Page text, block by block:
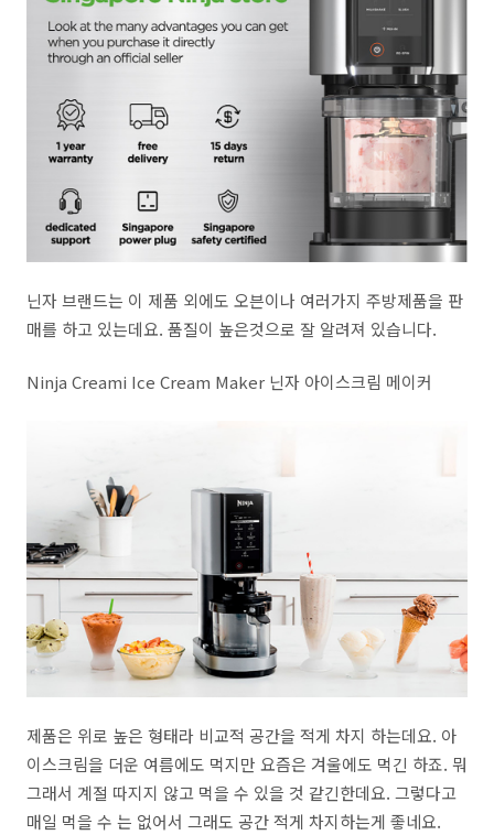
닌자 브랜드는 이 제품 외에도 오븐이나 여러가지 주방제품을 판
매를 하고 있는데요. 품질이 높은것으로 잘 알려져 있습니다.
Ninja Creami Ice Cream Maker 닌자 아이스크림 메이커
제품은 위로 높은 형태라 비교적 공간을 적게 차지 하는데요. 아
이스크림을 더운 여름에도 먹지만 요즘은 겨울에도 먹긴 하죠. 뭐
그래서 계절 따지지 않고 먹을 수 있을 것 같긴한데요. 그렇다고
매일 먹을 수 는 없어서 그래도 공간 적게 차지하는게 좋네요.